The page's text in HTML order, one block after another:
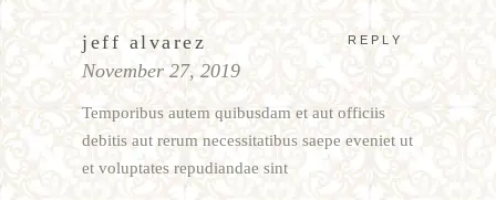
jeff alvarez REPLY
November 27, 2019
Temporibus autem quibusdam et aut officiis
debitis aut rerum necessitatibus saepe eveniet ut
et voluptates repudiandae sint